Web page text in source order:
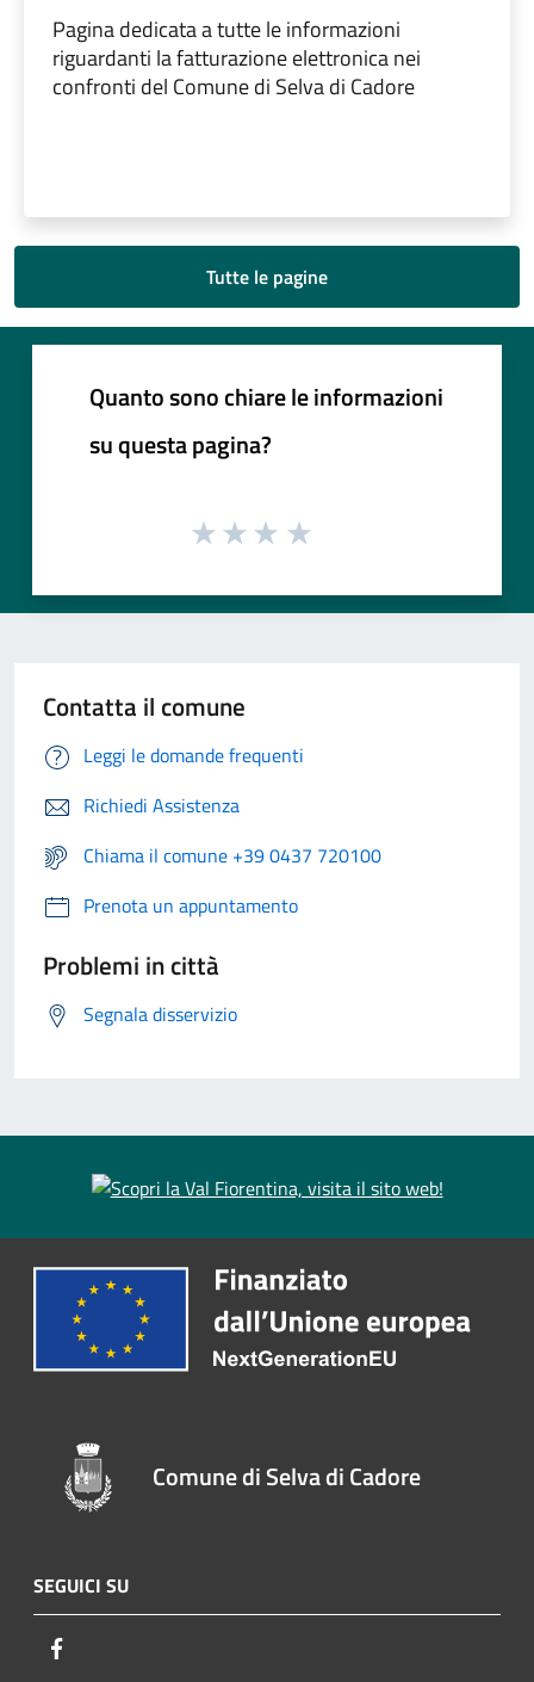
Pagina dedicata a tutte le informazioni
riguardanti la fatturazione elettronica nei
confronti del Comune di Selva di Cadore
Tutte le pagine
Quanto sono chiare le informazioni
su questa pagina?
Contatta il comune
Leggi le domande frequenti
Richiedi Assistenza
Chiama il comune +39 0437 720100
Prenota un appuntamento
Problemi in città
Segnala disservizio
Comune di Selva di Cadore
SEGUICI SU